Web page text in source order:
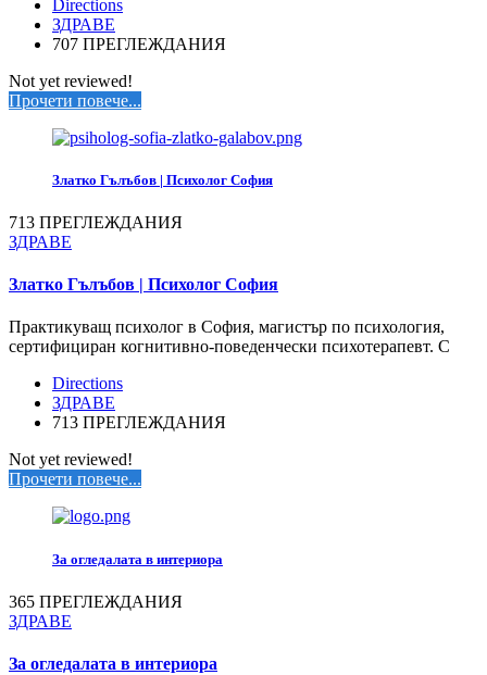
Directions
ЗДРАВЕ
707 ПРЕГЛЕЖДАНИЯ
Not yet reviewed!
Прочети повече...
Златко Гълъбов | Психолог София
713 ПРЕГЛЕЖДАНИЯ
ЗДРАВЕ
Златко Гълъбов | Психолог София
Практикуващ психолог в София, магистър по психология,
сертифициран когнитивно-поведенчески психотерапевт. С
Directions
ЗДРАВЕ
713 ПРЕГЛЕЖДАНИЯ
Not yet reviewed!
Прочети повече...
За огледалата в интериора
365 ПРЕГЛЕЖДАНИЯ
ЗДРАВЕ
За огледалата в интериора